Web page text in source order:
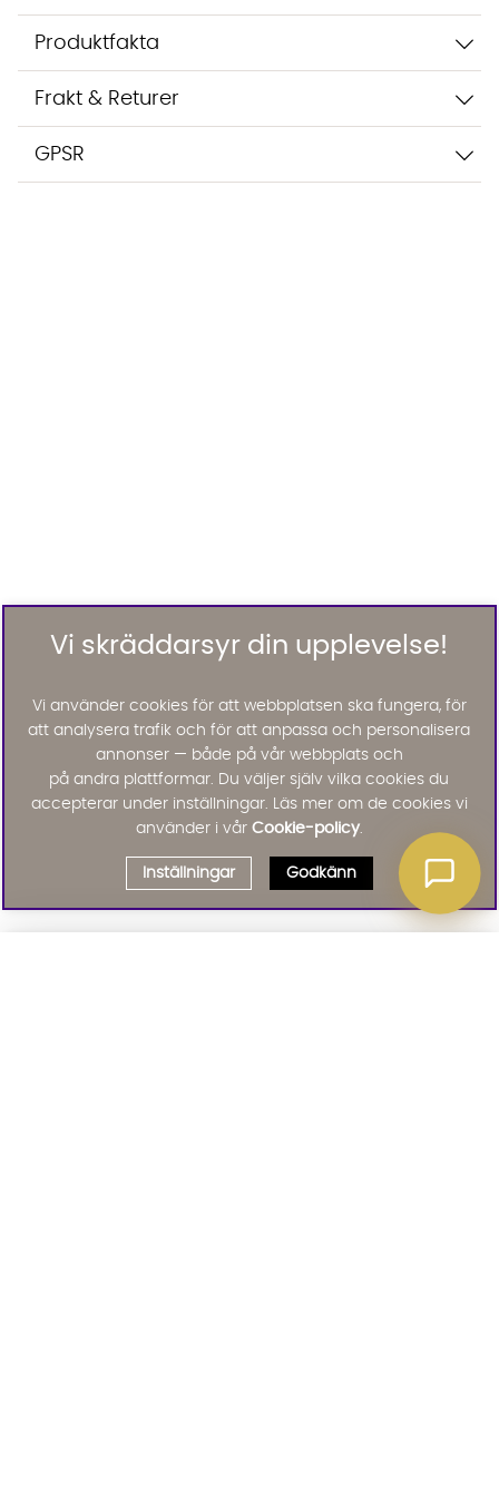
Produktfakta
Frakt & Returer
GPSR
Vi skräddarsyr din upplevelse!
Vi använder cookies för att webbplatsen ska fungera, för
att analysera trafik och för att anpassa och personalisera
annonser — både på vår webbplats och
på andra plattformar. Du väljer själv vilka cookies du
accepterar under inställningar. Läs mer om de cookies vi
använder i vår Cookie-policy.
Inställningar Godkänn